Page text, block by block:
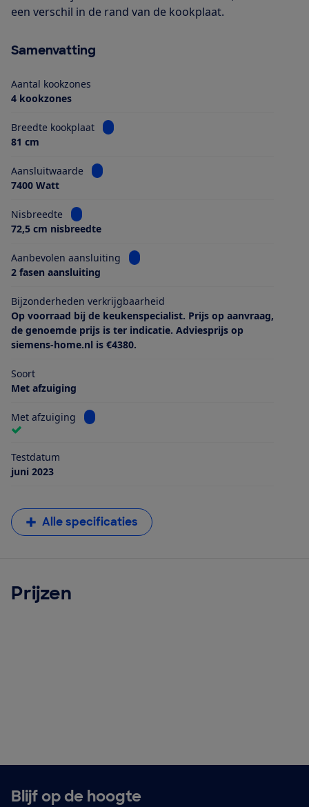
een verschil in de rand van de kookplaat.
Samenvatting
Aantal kookzones
4 kookzones
Breedte kookplaat
Bekijk informatie voor Breedte kookplaat
81 cm
Aansluitwaarde
Bekijk informatie voor Aansluitwaarde
7400 Watt
Nisbreedte
Bekijk informatie voor Nisbreedte
72,5 cm nisbreedte
Aanbevolen aansluiting
Bekijk informatie voor Aanbevolen
2 fasen aansluiting
Bijzonderheden verkrijgbaarheid
Op voorraad bij de keukenspecialist. Prijs op aanvraag,
de genoemde prijs is ter indicatie. Adviesprijs op
siemens-home.nl is €4380.
Soort
Met afzuiging
Met afzuiging Bekijk informatie voor Met afzuiging
Testdatum
juni 2023
Alle specificaties
Prijzen
Blijf op de hoogte